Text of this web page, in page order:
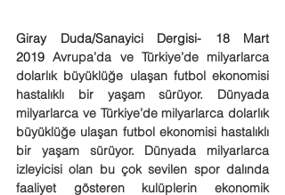
Giray Duda/Sanayici Dergisi- 18 Mart
2019 Avrupa’da ve Türkiye’de milyarlarca
dolarlık büyüklüğe ulaşan futbol ekonomisi
hastalıklı bir yaşam sürüyor. Dünyada
milyarlarca ve Türkiye’de milyarlarca dolarlık
büyüklüğe ulaşan futbol ekonomisi hastalıklı
bir yaşam sürüyor. Dünyada milyarlarca
izleyicisi olan bu çok sevilen spor dalında
faaliyet gösteren kulüplerin ekonomik